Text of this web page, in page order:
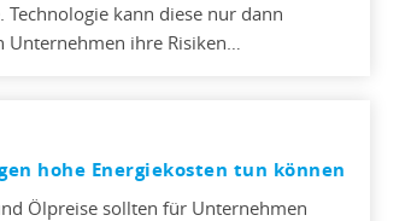
Technologie kann diese nur dann
Unternehmen ihre Risiken…
hohe Energiekosten tun können
Ölpreise sollten für Unternehmen